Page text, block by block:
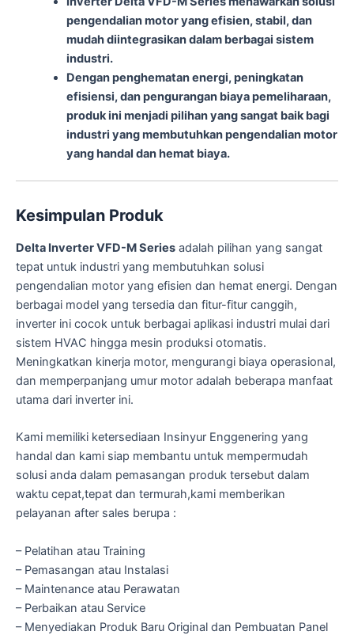
pengendalian motor yang efisien, stabil, dan
mudah diintegrasikan dalam berbagai sistem
industri.
Dengan penghematan energi, peningkatan
efisiensi, dan pengurangan biaya pemeliharaan,
produk ini menjadi pilihan yang sangat baik bagi
industri yang membutuhkan pengendalian motor
yang handal dan hemat biaya.
Kesimpulan Produk
Delta Inverter VFD-M Series adalah pilihan yang sangat
tepat untuk industri yang membutuhkan solusi
pengendalian motor yang efisien dan hemat energi. Dengan
berbagai model yang tersedia dan fitur-fitur canggih,
inverter ini cocok untuk berbagai aplikasi industri mulai dari
sistem HVAC hingga mesin produksi otomatis.
Meningkatkan kinerja motor, mengurangi biaya operasional,
dan memperpanjang umur motor adalah beberapa manfaat
utama dari inverter ini.
Kami memiliki ketersediaan Insinyur Enggenering yang
handal dan kami siap membantu untuk mempermudah
solusi anda dalam pemasangan produk tersebut dalam
waktu cepat,tepat dan termurah,kami memberikan
pelayanan after sales berupa :
– Pelatihan atau Training
– Pemasangan atau Instalasi
– Maintenance atau Perawatan
– Perbaikan atau Service
– Menyediakan Produk Baru Original dan Pembuatan Panel